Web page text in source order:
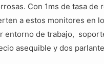
Con 1ms de tasa
a estos monitores en
de trabajo,
asequible y dos